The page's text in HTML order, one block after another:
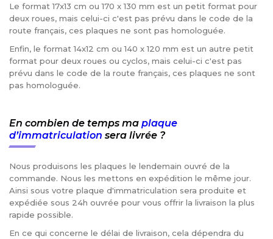
Le format 17x13 cm ou 170 x 130 mm est un petit format pour
deux roues, mais celui-ci c'est pas prévu dans le code de la
route français, ces plaques ne sont pas homologuée.
Enfin, le format 14x12 cm ou 140 x 120 mm est un autre petit
format pour deux roues ou cyclos, mais celui-ci c'est pas
prévu dans le code de la route français, ces plaques ne sont
pas homologuée.
En combien de temps ma plaque
d’immatriculation sera livrée ?
Nous produisons les plaques le lendemain ouvré de la
commande. Nous les mettons en expédition le même jour.
Ainsi sous votre plaque d'immatriculation sera produite et
expédiée sous 24h ouvrée pour vous offrir la livraison la plus
rapide possible.
En ce qui concerne le délai de livraison, cela dépendra du